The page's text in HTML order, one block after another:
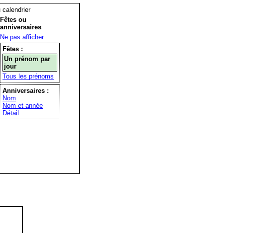
Fêtes ou
anniversaires
Ne pas afficher
Fêtes :
Un prénom par
jour
Tous les prénoms
Anniversaires :
Nom
Nom et année
Détail